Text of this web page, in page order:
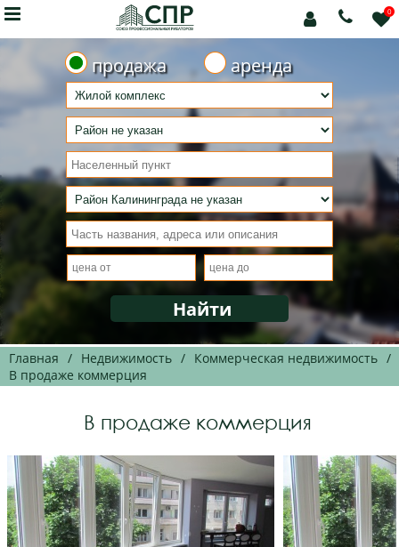
 0


продажа аренда
Главная / Недвижимость / Коммерческая недвижимость /
В продаже коммерция
В продаже коммерция